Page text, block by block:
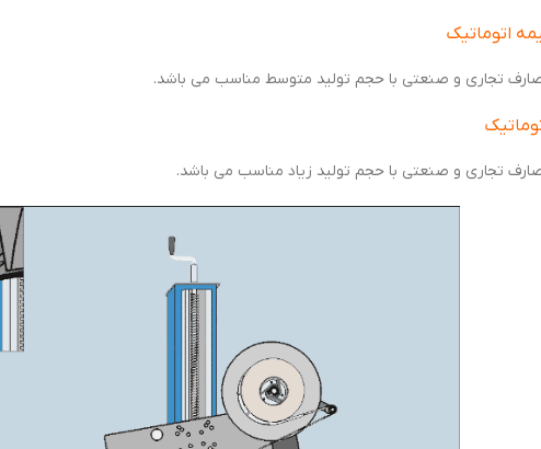
اتوماتیک
تجاری و صنعتی با حجم تولید متوسط مناسب می باشد.
تجاری و صنعتی با حجم تولید زیاد مناسب می باشد.